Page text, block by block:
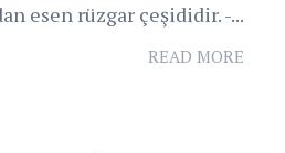
esen rüzgar çeşididir. -...
READ MORE